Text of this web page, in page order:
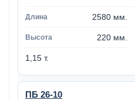
2580 мм.
220 мм.
1,15 т.
ПБ 26-10